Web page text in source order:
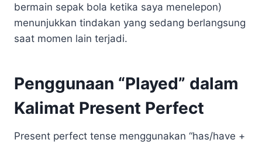
bermain sepak bola ketika saya menelepon)
menunjukkan tindakan yang sedang berlangsung
saat momen lain terjadi.
Penggunaan “Played” dalam
Kalimat Present Perfect
Present perfect tense menggunakan “has/have +